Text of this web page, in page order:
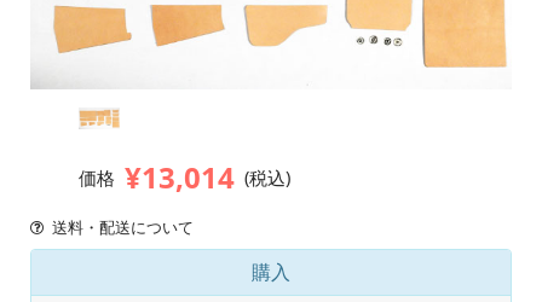
価格 ¥13,014 (税込)
送料・配送について
購入